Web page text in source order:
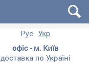
Рус Укр
офіс - м. Київ
доставка по Україні